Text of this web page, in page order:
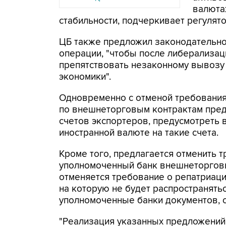
стабильности, подчеркивает
ЦБ также предложил
операции, "чтобы после
препятствовать незаконному
экономики".
Одновременно с отменой
по внешнеторговым контрактам
счетов экспортеров,
иностранной валюте на такие счета.
Кроме того, предлагается отменить
уполномоченный банк
отменяется требование о
на которую не будет
уполномоченные банки
"Реализация указанных